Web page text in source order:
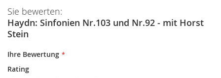
Sie bewerten:
Haydn: Sinfonien Nr.103 und Nr.92 - mit Horst
Stein
Ihre Bewertung
Rating